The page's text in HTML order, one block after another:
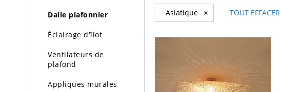
Dalle plafonnier
Éclairage d'îlot
Ventilateurs de
plafond
Appliques murales
Asiatique × TOUT EFFACER